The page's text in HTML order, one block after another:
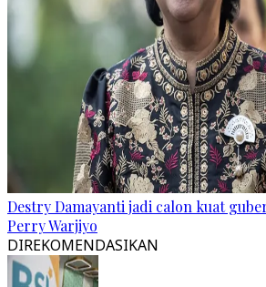
Destry Damayanti jadi calon kuat
Perry Warjiyo
DIREKOMENDASIKAN